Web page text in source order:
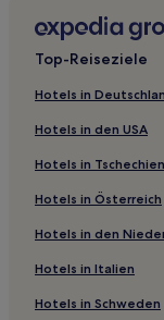
Produce and
Hotels nahe
Portola Valley
Somisspo: Hotels
Colma: Hotels
Hotels nahe Leo J.
Top-Reiseziele
Hotels in
Hotels in den USA
Hotels in Tschechien
Hotels in Österreich
Hotels in den
Hotels in Italien
Hotels in Schweden